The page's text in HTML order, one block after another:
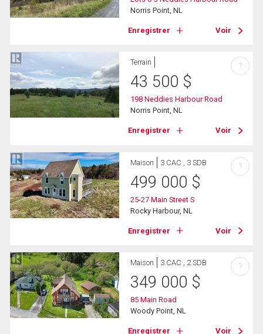
Norris Point, NL
Enregistrer Voir
Terrain
43 500 $
198 Neddies Harbour Road
Norris Point, NL
Enregistrer Voir
?
Maison 3 CAC , 3 SDB
499 000 $
25-27 Main Street S
Rocky Harbour, NL
Enregistrer Voir
?
Maison 3 CAC , 2 SDB
349 000 $
85 Main Road
Woody Point, NL
Enregistrer Voir
?